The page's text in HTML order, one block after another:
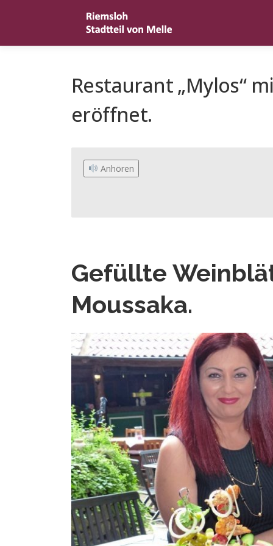
Restaurant „Mylos“
eröffnet.
Anhören
Gefüllte
Moussaka.